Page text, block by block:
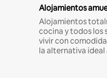
Alojamientos
Alojamientos
cocina y todos los
vivir con
la alternativa ideal